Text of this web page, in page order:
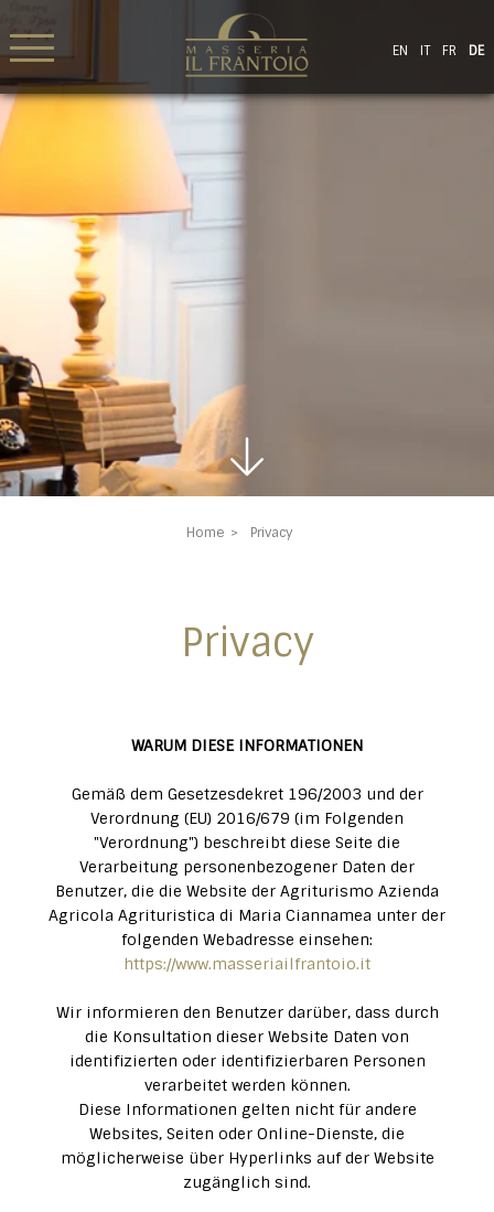
EN IT FR DE
Home Privacy
Privacy
WARUM DIESE INFORMATIONEN
Gemäß dem Gesetzesdekret 196/2003 und der
Verordnung (EU) 2016/679 (im Folgenden
"Verordnung") beschreibt diese Seite die
Verarbeitung personenbezogener Daten der
Benutzer, die die Website der Agriturismo Azienda
Agricola Agrituristica di Maria Ciannamea unter der
folgenden Webadresse einsehen:
https://www.masseriailfrantoio.it
Wir informieren den Benutzer darüber, dass durch
die Konsultation dieser Website Daten von
identifizierten oder identifizierbaren Personen
verarbeitet werden können.
Diese Informationen gelten nicht für andere
Websites, Seiten oder Online-Dienste, die
möglicherweise über Hyperlinks auf der Website
zugänglich sind.